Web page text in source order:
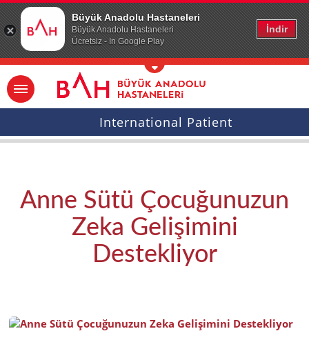
Büyük Anadolu Hastaneleri
Büyük Anadolu Hastaneleri
Ücretsiz - In Google Play
İndir
Ana icerige atla
International Patient
Anne Sütü Çocuğunuzun
Zeka Gelişimini
Destekliyor
2022